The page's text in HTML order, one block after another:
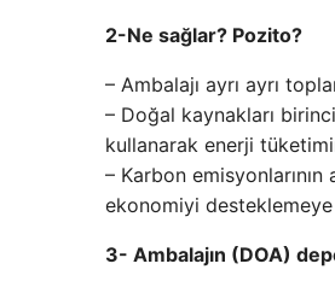
2-Ne sağlar? Pozito?
– Ambalajı ayrı ayrı
– Doğal kaynakları
kullanarak enerji
– Karbon
ekonomiyi desteklemeye
3- Ambalajın (DOA)